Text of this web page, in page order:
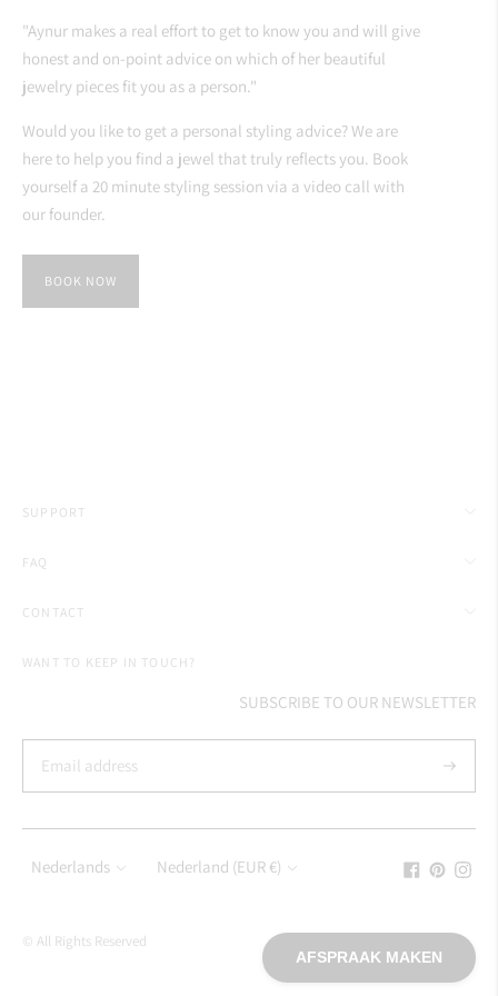
AFSPRAAK MAKEN
"Aynur makes a real effort to get to know you and will give
honest and on-point advice on which of her beautiful
jewelry pieces fit you as a person."
Would you like to get a personal styling advice? We are
here to help you find a jewel that truly reflects you. Book
yourself a 20 minute styling session via a video call with
our founder.
BOOK NOW
SUPPORT
FAQ
CONTACT
WANT TO KEEP IN TOUCH?
SUBSCRIBE TO OUR NEWSLETTER
Language
Nederlands Currency
Nederland (EUR €)
© All Rights Reserved